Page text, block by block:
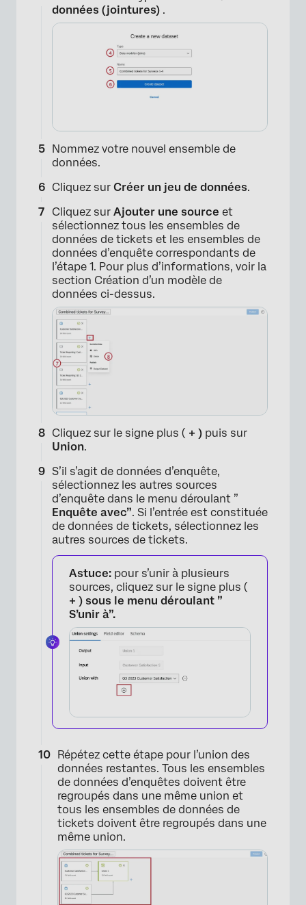
×
données (jointures) .
×
Nommez votre nouvel ensemble de
données.
Cliquez sur Créer un jeu de données.
Cliquez sur Ajouter une source et
sélectionnez tous les ensembles de
données de tickets et les ensembles de
données d’enquête correspondants de
l’étape 1. Pour plus d’informations, voir la
section Création d’un modèle de
données ci-dessus.
Cliquez sur le signe plus ( + ) puis sur
Union.
S’il s’agit de données d’enquête,
sélectionnez les autres sources
d’enquête dans le menu déroulant ”
Enquête avec”. Si l’entrée est constituée
de données de tickets, sélectionnez les
autres sources de tickets.
Astuce: pour s’unir à plusieurs
sources, cliquez sur le signe plus (
+ ) sous le menu déroulant ”
S’unir à”.
Répétez cette étape pour l’union des
données restantes. Tous les ensembles
de données d’enquêtes doivent être
regroupés dans une même union et
tous les ensembles de données de
tickets doivent être regroupés dans une
même union.